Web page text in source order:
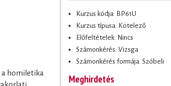
a homiletika
Kurzus kódja: BP61U
Kurzus típusa: Kötelező
Előfeltételek: Nincs
Számonkérés: Vizsga
Számonkérés formája: Szóbeli
Meghirdetés